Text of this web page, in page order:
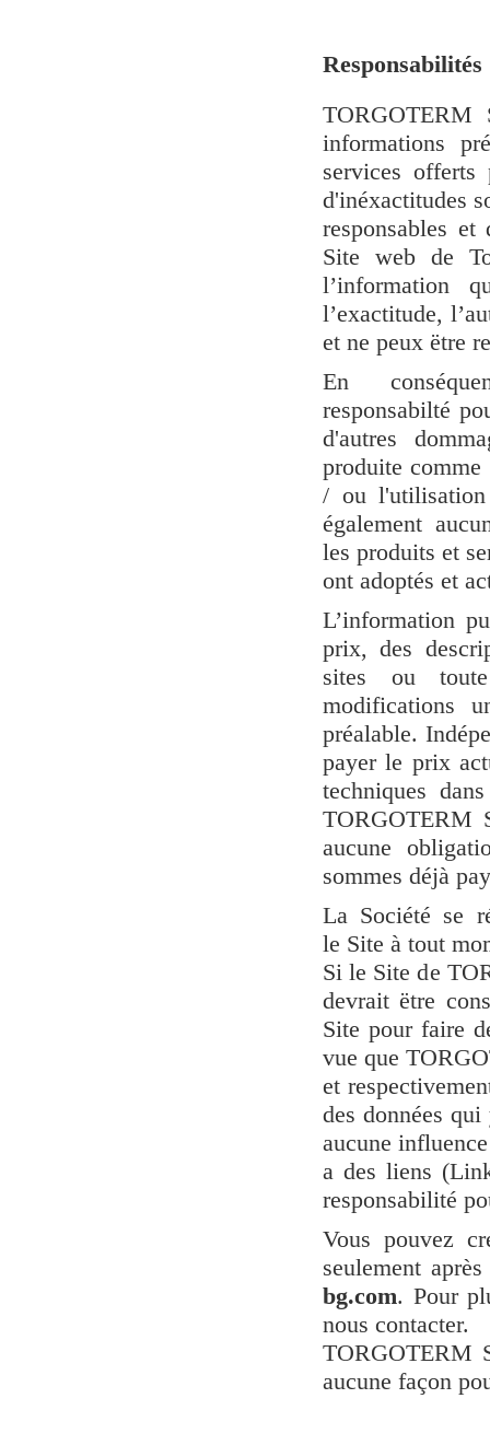
Responsabilités
informations
services
d'inéxactitudes
responsables
Site web de
l’information
l’exactitude,
et ne peux ëtre
En
responsabilté
d'autres
produite
/ ou
également
les produits et
ont adoptés et
L’information
prix, des
sites ou
modifications
préalable.
payer le prix
techniques
TORGOTERM
aucune
sommes déjà
La Société se
le Site à tout
Si le Site de
devrait ëtre
Site pour faire
vue que
et
des données
aucune
a des liens
responsabilité
Vous pouvez
seulement
bg.com. Pour
nous contacter.
TORGOTERM
aucune façon